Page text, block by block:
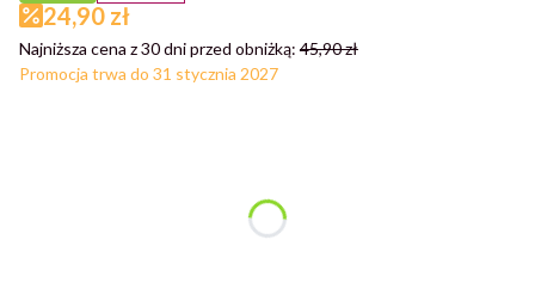
24,90 zł
Najniższa cena z 30 dni przed obniżką: 45,90 zł
Promocja trwa do 31 stycznia 2027